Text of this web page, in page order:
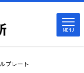
MENU
プレート